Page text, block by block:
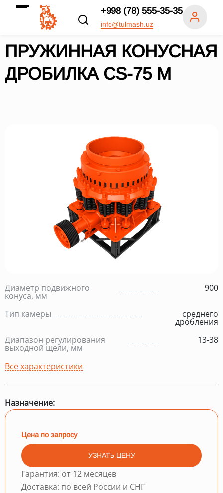
+998 (78) 555-35-35
info@tulmash.uz
ПРУЖИННАЯ КОНУСНАЯ
ДРОБИЛКА СS-75 M
Диаметр подвижного
конуса, мм
900
Тип камеры среднего
дробления
Диапазон регулирования
выходной щели, мм
13-38
Все характеристики
Назначение:
Цена по запросу
УЗНАТЬ ЦЕНУ
Гарантия: от 12 месяцев
Доставка: по всей России и СНГ